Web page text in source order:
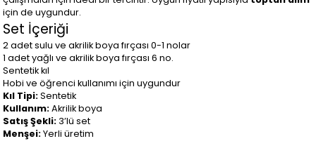
için de uygundur.
Set İçeriği
2 adet sulu ve akrilik boya fırçası 0-1 nolar
1 adet yağlı ve akrilik boya fırçası 6 no.
Sentetik kıl
Hobi ve öğrenci kullanımı için uygundur
Kıl Tipi:Sentetik
Kullanım:Akrilik boya
Satış Şekli: 3’lü set
Menşei:Yerli üretim